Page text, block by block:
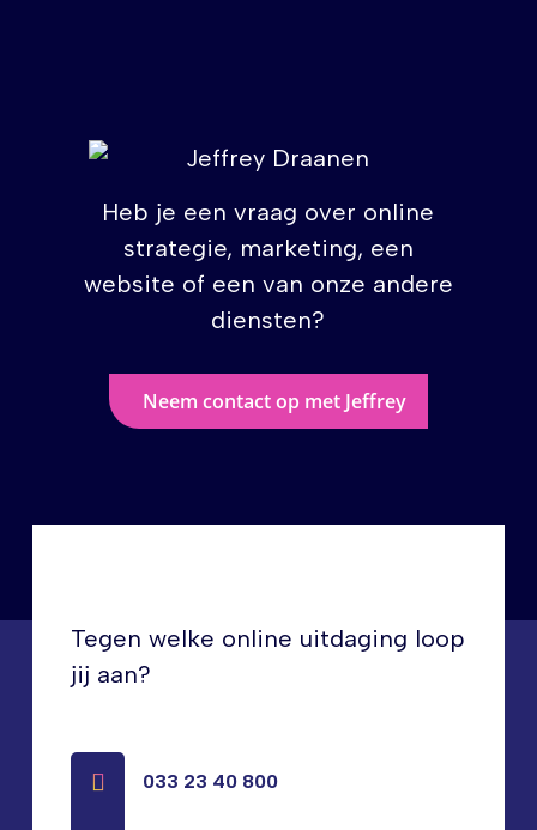
Heb je een vraag over online
strategie, marketing, een
website of een van onze andere
diensten?
Neem contact op met Jeffrey
Tegen welke online uitdaging loop
jij aan?
033 23 40 800